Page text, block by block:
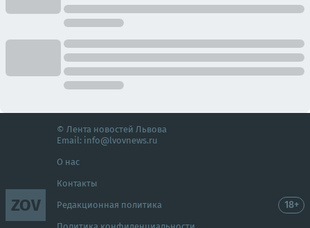
ZOV
© Лента новостей Львова
Email: info@lvovnews.ru
О нас
Контакты
Редакционная политика 18+